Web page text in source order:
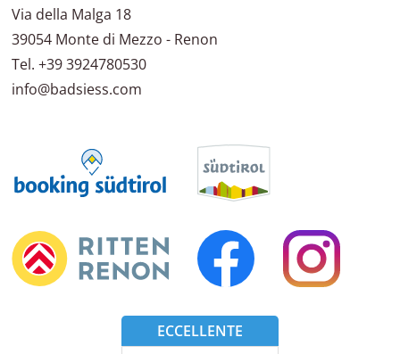
Via della Malga 18
39054 Monte di Mezzo - Renon
Tel.+39 3924780530
info@badsiess.com
ECCELLENTE